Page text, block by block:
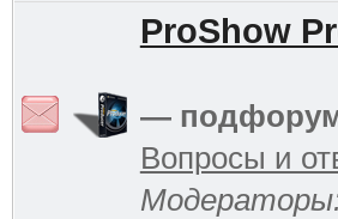
ProShow
—
Вопросы и